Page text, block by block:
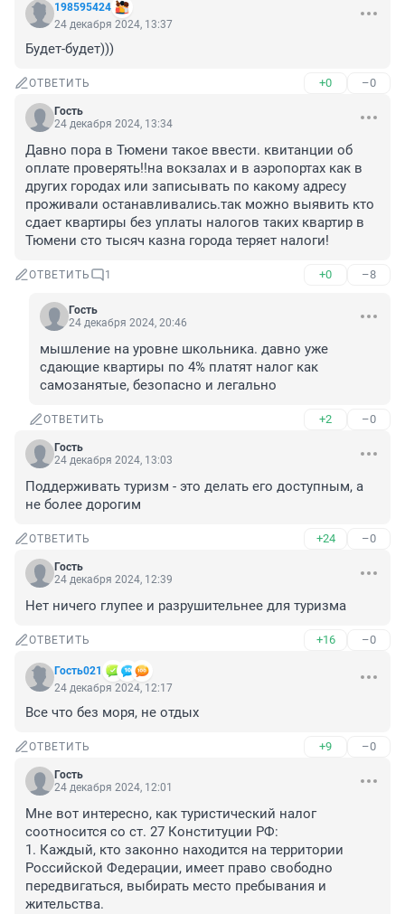
198595424
24 декабря 2024, 13:37
Будет-будет)))
ОТВЕТИТЬ +0 –0
Гость
24 декабря 2024, 13:34
Давно пора в Тюмени такое ввести. квитанции об
оплате проверять!!на вокзалах и в аэропортах как в
других городах или записывать по какому адресу
проживали останавливались.так можно выявить кто
сдает квартиры без уплаты налогов таких квартир в
Тюмени сто тысяч казна города теряет налоги!
ОТВЕТИТЬ 1 +0 –8
Гость
24 декабря 2024, 20:46
мышление на уровне школьника. давно уже
сдающие квартиры по 4% платят налог как
самозанятые, безопасно и легально
ОТВЕТИТЬ +2 –0
Гость
24 декабря 2024, 13:03
Поддерживать туризм - это делать его доступным, а
не более дорогим
ОТВЕТИТЬ +24 –0
Гость
24 декабря 2024, 12:39
Нет ничего глупее и разрушительнее для туризма
ОТВЕТИТЬ +16 –0
Гость021
24 декабря 2024, 12:17
Все что без моря, не отдых
ОТВЕТИТЬ +9 –0
Гость
24 декабря 2024, 12:01
Мне вот интересно, как туристический налог
соотносится со ст. 27 Конституции РФ:
1. Каждый, кто законно находится на территории
Российской Федерации, имеет право свободно
передвигаться, выбирать место пребывания и
жительства.